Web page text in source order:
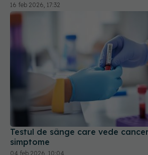
Testul de sânge care vede
simptome